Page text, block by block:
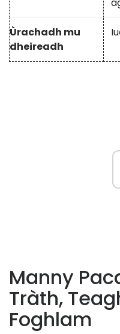
Ùrachadh mu
dheireadh
Manny
Tràth,
Foghlam